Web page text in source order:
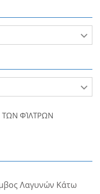
ΦΊΛΤΡΩΝ
Λαγυνών Κάτω